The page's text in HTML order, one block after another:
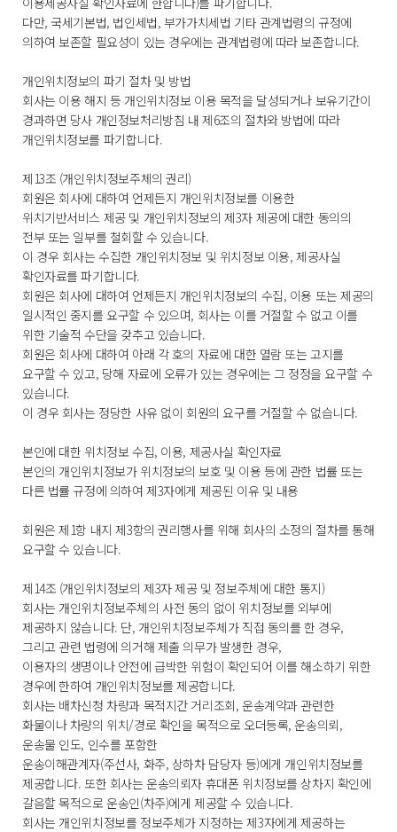
다만, 국세기본법, 법인세법, 부가가치세법 기타 관계법령의 규정에
의하여 보존할 필요성이 있는 경우에는 관계법령에 따라 보존합니다.
개인위치정보의 파기 절차 및 방법
회사는 이용 해지 등 개인위치정보 이용 목적을 달성되거나 보유기간이
경과하면 당사 개인정보처리방침 내 제6조의 절차와 방법에 따라
개인위치정보를 파기합니다.
제13조 (개인위치정보주체의 권리)
회원은 회사에 대하여 언제든지 개인위치정보를 이용한
위치기반서비스 제공 및 개인위치정보의 제3자 제공에 대한 동의의
전부 또는 일부를 철회할 수 있습니다.
이 경우 회사는 수집한 개인위치정보 및 위치정보 이용, 제공사실
확인자료를 파기합니다.
회원은 회사에 대하여 언제든지 개인위치정보의 수집, 이용 또는 제공의
일시적인 중지를 요구할 수 있으며, 회사는 이를 거절할 수 없고 이를
위한 기술적 수단을 갖추고 있습니다.
회원은 회사에 대하여 아래 각 호의 자료에 대한 열람 또는 고지를
요구할 수 있고, 당해 자료에 오류가 있는 경우에는 그 정정을 요구할 수
있습니다.
이 경우 회사는 정당한 사유 없이 회원의 요구를 거절할 수 없습니다.
본인에 대한 위치정보 수집, 이용, 제공사실 확인자료
본인의 개인위치정보가 위치정보의 보호 및 이용 등에 관한 법률 또는
다른 법률 규정에 의하여 제3자에게 제공된 이유 및 내용
회원은 제1항 내지 제3항의 권리행사를 위해 회사의 소정의 절차를 통해
요구할 수 있습니다.
제14조 (개인위치정보의 제3자 제공 및 정보주체에 대한 통지)
회사는 개인위치정보주체의 사전 동의 없이 위치정보를 외부에
제공하지 않습니다. 단, 개인위치정보주체가 직접 동의를 한 경우,
그리고 관련 법령에 의거해 제출 의무가 발생한 경우,
이용자의 생명이나 안전에 급박한 위험이 확인되어 이를 해소하기 위한
경우에 한하여 개인위치정보를 제공합니다.
회사는 배차신청 차량과 목적지간 거리조회, 운송계약과 관련한
화물이나 차량의 위치/경로 확인을 목적으로 오더등록, 운송의뢰,
운송물 인도, 인수를 포함한
운송이해관계자(주선사, 화주, 상하차 담당자 등)에게 개인위치정보를
제공합니다. 또한 회사는 운송의뢰자 휴대폰 위치정보를 상차지 확인에
갈음할 목적으로 운송인(차주)에게 제공할 수 있습니다.
회사는 개인위치정보를 정보주체가 지정하는 제3자에게 제공하는